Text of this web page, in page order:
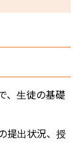
、生徒の基礎
提出状況、授